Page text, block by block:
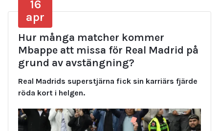
16
apr
Hur många matcher kommer
Mbappe att missa för Real Madrid på
grund av avstängning?
Real Madrids superstjärna fick sin karriärs fjärde
röda kort i helgen.